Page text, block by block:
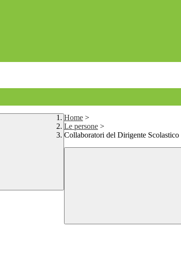
Home >
Le persone >
Collaboratori del Dirigente Scolastico